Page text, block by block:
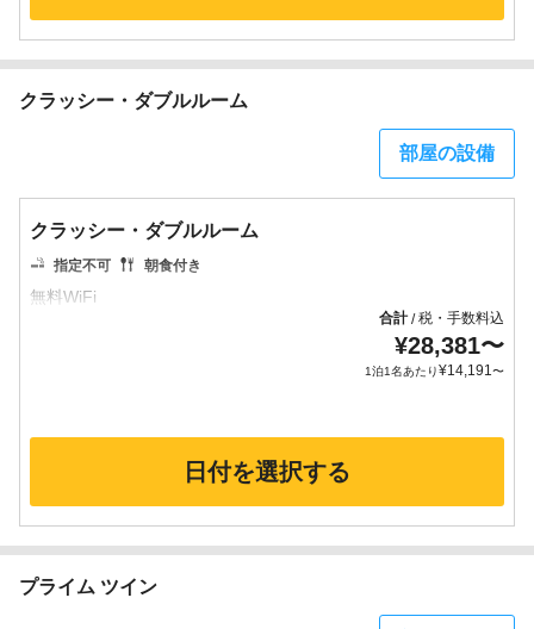
クラッシー・ダブルルーム
部屋の設備
クラッシー・ダブルルーム
指定不可 朝食付き
合計/税・手数料込
¥28,381〜
1泊1名あたり¥14,191〜
日付を選択する
プライム ツイン